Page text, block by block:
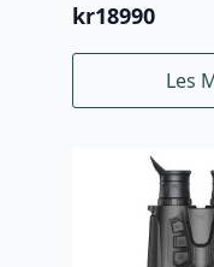
kr18990
Les